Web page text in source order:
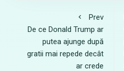
Prev
De ce Donald Trump ar
putea ajunge după
gratii mai repede decât
ar crede